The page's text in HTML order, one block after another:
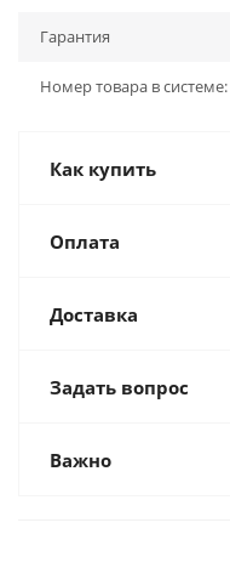
Гарантия
Номер товара в системе:
Как купить
Оплата
Доставка
Задать вопрос
Важно